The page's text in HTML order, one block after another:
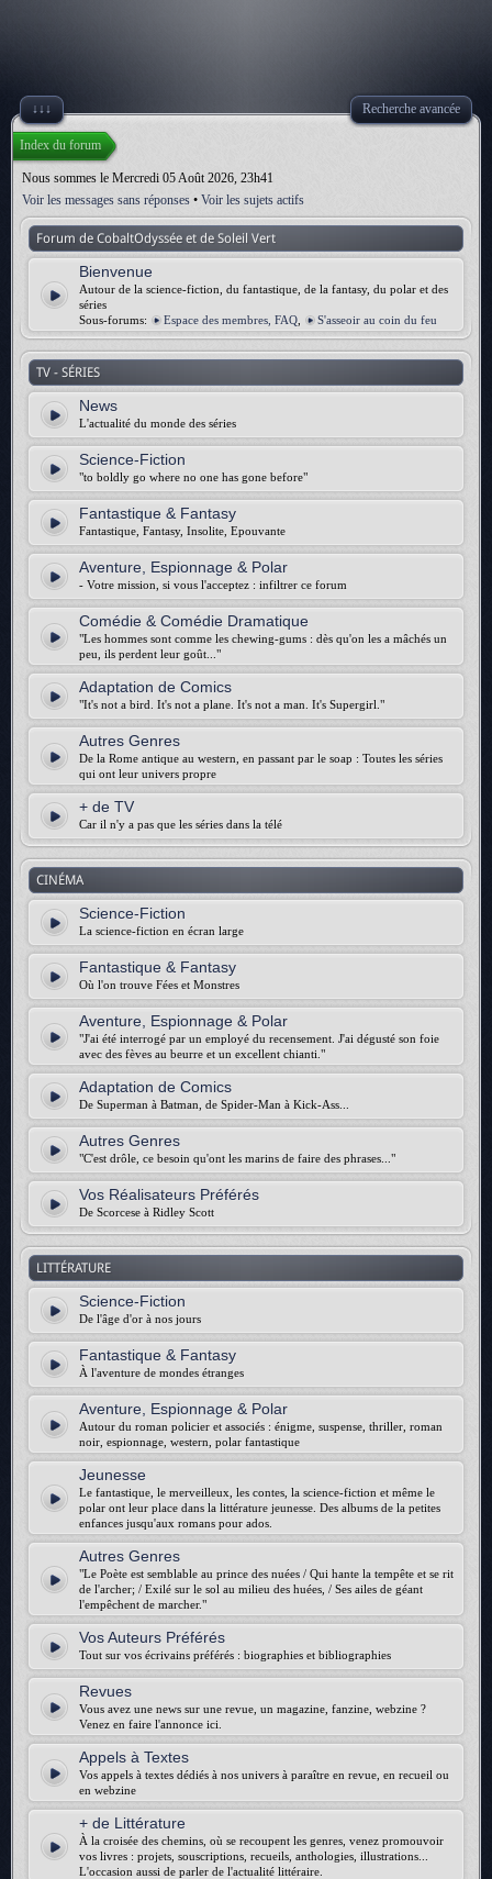
↓↓↓ Recherche avancée
Index du forum
Nous sommes le Mercredi 05 Août 2026, 23h41
Voir les messages sans réponses • Voir les sujets actifs
Forum de CobaltOdyssée et de Soleil Vert
Bienvenue
Autour de la science-fiction, du fantastique, de la fantasy, du polar et des
séries
Sous-forums:
Espace des membres, FAQ S'asseoir au coin du feu
TV - SÉRIES
News
L'actualité du monde des séries
Science-Fiction
"to boldly go where no one has gone before"
Fantastique & Fantasy
Fantastique, Fantasy, Insolite, Epouvante
Aventure, Espionnage & Polar
- Votre mission, si vous l'acceptez : infiltrer ce forum
Comédie & Comédie Dramatique
"Les hommes sont comme les chewing-gums : dès qu'on les a mâchés un
peu, ils perdent leur goût..."
Adaptation de Comics
"It's not a bird. It's not a plane. It's not a man. It's Supergirl."
Autres Genres
De la Rome antique au western, en passant par le soap : Toutes les séries
qui ont leur univers propre
+ de TV
Car il n'y a pas que les séries dans la télé
CINÉMA
Science-Fiction
La science-fiction en écran large
Fantastique & Fantasy
Où l'on trouve Fées et Monstres
Aventure, Espionnage & Polar
"J'ai été interrogé par un employé du recensement. J'ai dégusté son foie
avec des fèves au beurre et un excellent chianti."
Adaptation de Comics
De Superman à Batman, de Spider-Man à Kick-Ass...
Autres Genres
"C'est drôle, ce besoin qu'ont les marins de faire des phrases..."
Vos Réalisateurs Préférés
De Scorcese à Ridley Scott
LITTÉRATURE
Science-Fiction
De l'âge d'or à nos jours
Fantastique & Fantasy
À l'aventure de mondes étranges
Aventure, Espionnage & Polar
Autour du roman policier et associés : énigme, suspense, thriller, roman
noir, espionnage, western, polar fantastique
Jeunesse
Le fantastique, le merveilleux, les contes, la science-fiction et même le
polar ont leur place dans la littérature jeunesse. Des albums de la petites
enfances jusqu'aux romans pour ados.
Autres Genres
"Le Poète est semblable au prince des nuées / Qui hante la tempête et se rit
de l'archer; / Exilé sur le sol au milieu des huées, / Ses ailes de géant
l'empêchent de marcher."
Vos Auteurs Préférés
Tout sur vos écrivains préférés : biographies et bibliographies
Revues
Vous avez une news sur une revue, un magazine, fanzine, webzine ?
Venez en faire l'annonce ici.
Appels à Textes
Vos appels à textes dédiés à nos univers à paraître en revue, en recueil ou
en webzine
+ de Littérature
À la croisée des chemins, où se recoupent les genres, venez promouvoir
vos livres : projets, souscriptions, recueils, anthologies, illustrations...
L'occasion aussi de parler de l'actualité littéraire.